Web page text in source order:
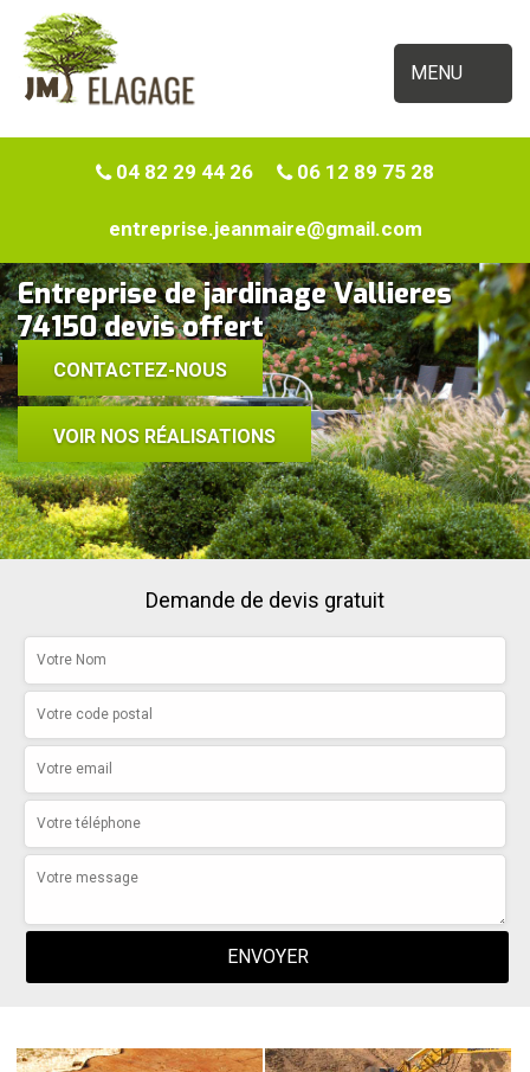
MENU
04 82 29 44 26 06 12 89 75 28
entreprise.jeanmaire@gmail.com
Entreprise de jardinage Vallieres
74150 devis offert
CONTACTEZ-NOUS
VOIR NOS RÉALISATIONS
Demande de devis gratuit